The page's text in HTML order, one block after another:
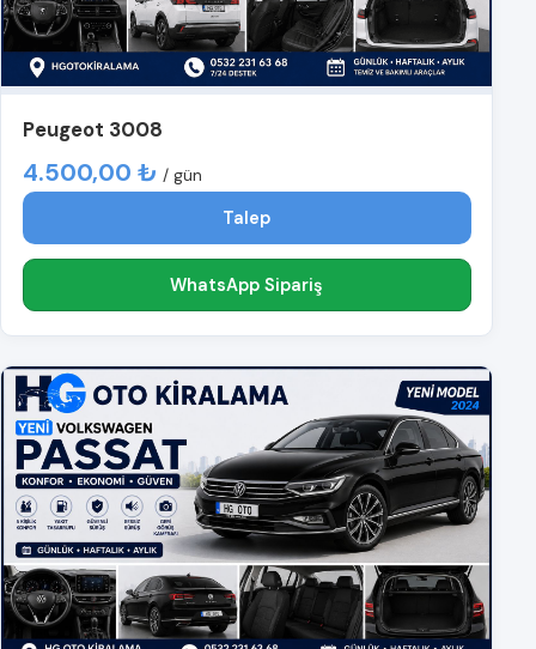
Peugeot 3008
4.500,00 ₺ / gün
Talep
WhatsApp Sipariş